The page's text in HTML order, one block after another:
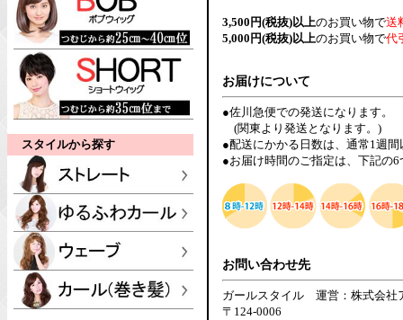
スタイルから探す
3,500円(税抜)以上のお買い物で送
5,000円(税抜)以上のお買い物で代
お届けについて
●佐川急便での発送になります。
(関東より発送となります。)
●配送にかかる日数は、通常1週
●お届け時間のご指定は、下記の
お問い合わせ先
ガールスタイル 運営：株式会社
〒124-0006